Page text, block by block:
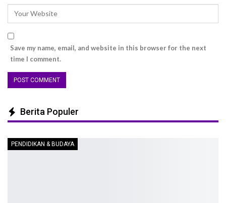
Save my name, email, and website in this browser for the next
time I comment.
Berita Populer
PENDIDIKAN & BUDAYA